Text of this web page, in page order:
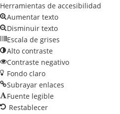
Herramientas de accesibilidad
Aumentar texto
Disminuir texto
Escala de grises
Alto contraste
Contraste negativo
Fondo claro
Subrayar enlaces
Fuente legible
Restablecer